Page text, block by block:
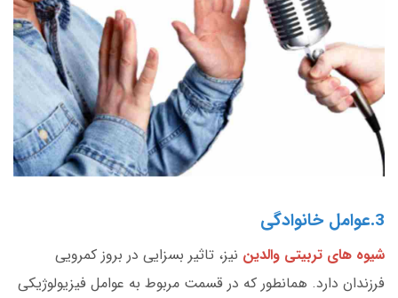
3.عوامل خانوادگی
شیوه های تربیتی والدین نیز، تاثیر بسزایی در بروز کمرویی
فرزندان دارد. همانطور که در قسمت مربوط به عوامل فیزیولوژیکی